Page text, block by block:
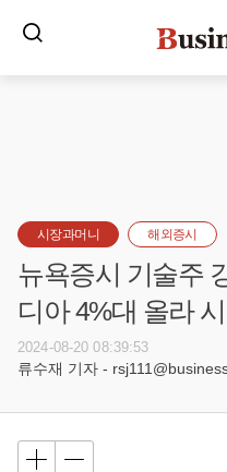
시장과머니 해외증시
뉴욕증시 기술주
디아 4%대 올라
2024-08-20 08:39:53
류수재 기자 -